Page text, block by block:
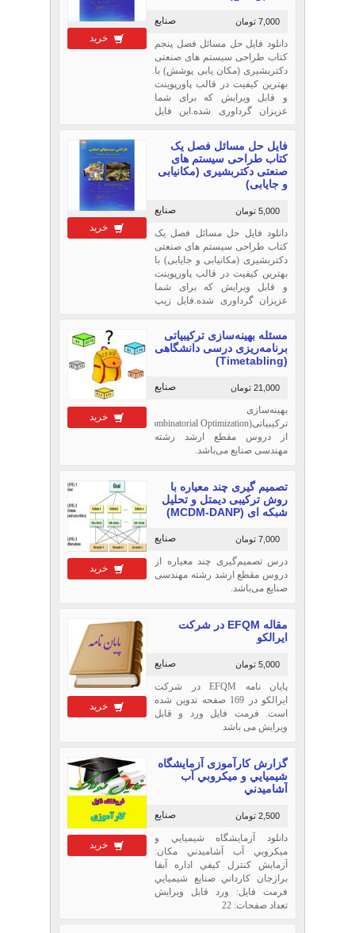
خرید
صنایع 7,000 تومان
دانلود فایل حل مسائل فصل پنجم
کتاب طراحی سیستم های صنعتی
دکتربشیری (مکان یابی پوشش) با
بهترین کیفیت در قالب پاورپوینت
و قابل ویرایش که برای شما
عزیزان گرداوری شده.این فایل
از فصل پنجم (مکان یابی پوششی)
این کتاب می باشد که تمام فایلها
بصورت ارائه پاورپوینت هستند.
خرید
فایل حل مسائل فصل یک
کتاب طراحی سیستم های
صنعتی دکتربشیری (مکانیابی
و جایابی)
صنایع 5,000 تومان
دانلود فایل حل مسائل فصل یک
کتاب طراحی سیستم های صنعتی
دکتربشیری (مکانیابی و جایابی) با
بهترین کیفیت در قالب پاورپوینت
و قابل ویرایش که برای شما
عزیزان گرداوری شده.فایل زیپ
فصل یک (مکانیابی)
خرید
مسئله بهینه‌سازی ترکیبیاتی
برنامه‌ریزی درسی دانشگاهی
(Timetabling)
صنایع 21,000 تومان
بهینه‌سازی
از دروس مقطع ارشد رشته
مهندسی صنایع می‌باشد.
خرید
تصمیم گیری چند معیاره با
روش ترکیبی دیمتل و تحلیل
شبکه ای (MCDM-DANP)
صنایع 7,000 تومان
درس تصمیم‌گیری چند معیاره از
دروس مقطع ارشد رشته مهندسی
صنایع می‌باشد.
خرید
مقاله EFQM در شركت
ايرالكو
صنایع 5,000 تومان
پایان نامه EFQM در شرکت
ایرالکو در 169 صفحه تدوین شده
است. فرمت فایل ورد و قابل
ویرایش می باشد
خرید
گزارش کارآموزی آزمايشگاه
شيميايي و ميكروبي آب
آشاميدني
صنایع 2,500 تومان
دانلود آزمايشگاه شيميايي و
ميكروبي آب آشاميدني مكان:
آزمايش كنترل كيفي اداره آبفا
برازجان كارداني صنايع شيميايي
فرمت فایل: ورد قابل ویرایش
تعداد صفحات: 22